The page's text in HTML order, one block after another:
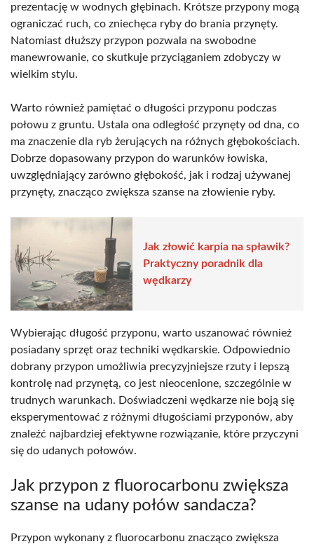
prezentację w wodnych głębinach. Krótsze przypony mogą
ograniczać ruch, co zniechęca ryby do brania przynęty.
Natomiast dłuższy przypon pozwala na swobodne
manewrowanie, co skutkuje przyciąganiem zdobyczy w
wielkim stylu.
Warto również pamiętać o długości przyponu podczas
połowu z gruntu. Ustala ona odległość przynęty od dna, co
ma znaczenie dla ryb żerujących na różnych głębokościach.
Dobrze dopasowany przypon do warunków łowiska,
uwzględniający zarówno głębokość, jak i rodzaj używanej
przynęty, znacząco zwiększa szanse na złowienie ryby.
Jak złowić karpia na spławik?
Praktyczny poradnik dla
wędkarzy
Wybierając długość przyponu, warto uszanować również
posiadany sprzęt oraz techniki wędkarskie. Odpowiednio
dobrany przypon umożliwia precyzyjniejsze rzuty i lepszą
kontrolę nad przynętą, co jest nieocenione, szczególnie w
trudnych warunkach. Doświadczeni wędkarze nie boją się
eksperymentować z różnymi długościami przyponów, aby
znaleźć najbardziej efektywne rozwiązanie, które przyczyni
się do udanych połowów.
Jak przypon z fluorocarbonu zwiększa
szanse na udany połów sandacza?
Przypon wykonany z fluorocarbonu znacząco zwiększa